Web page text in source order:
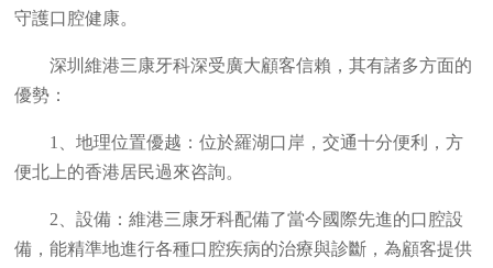
守護口腔健康。
深圳維港三康牙科深受廣大顧客信賴，其有諸多方面的
優勢：
1、地理位置優越：位於羅湖口岸，交通十分便利，方
便北上的香港居民過來咨詢。
2、設備：維港三康牙科配備了當今國際先進的口腔設
備，能精準地進行各種口腔疾病的治療與診斷，為顧客提供